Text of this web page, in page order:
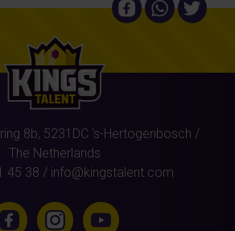
8b, 5231DC 's-Hertogenbosch /
The Netherlands
45 38 / info@kingstalent.com